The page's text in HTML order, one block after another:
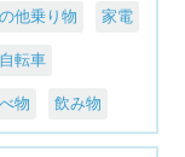
他乗り物 家電
自転車
物 飲み物